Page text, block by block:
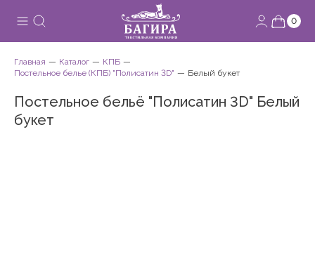
0
Главная Каталог
КПБ
Постельное белье (КПБ) "Полисатин 3D"
Белый букет
Постельное бельё "Полисатин 3D" Белый
букет